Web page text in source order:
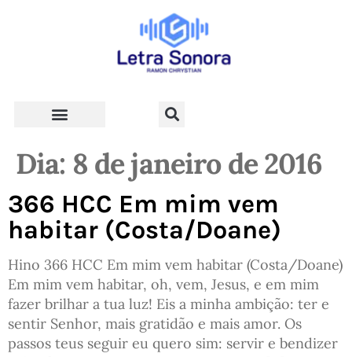
Dia: 8 de janeiro de 2016
366 HCC Em mim vem
habitar (Costa/Doane)
Hino 366 HCC Em mim vem habitar (Costa/Doane)
Em mim vem habitar, oh, vem, Jesus, e em mim
fazer brilhar a tua luz! Eis a minha ambição: ter e
sentir Senhor, mais gratidão e mais amor. Os
passos teus seguir eu quero sim: servir e bendizer